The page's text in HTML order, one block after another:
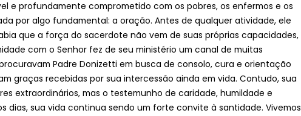
e profundamente comprometido com os pobres, os enfermos e os
por algo fundamental: a oração. Antes de qualquer atividade, ele
que a força do sacerdote não vem de suas próprias capacidades,
com o Senhor fez de seu ministério um canal de muitas
Padre Donizetti em busca de consolo, cura e orientação
graças recebidas por sua intercessão ainda em vida. Contudo, sua
extraordinários, mas o testemunho de caridade, humildade e
dias, sua vida continua sendo um forte convite à santidade. Vivemos